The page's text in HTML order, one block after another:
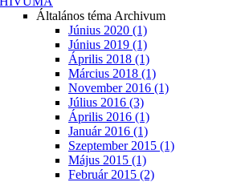
Általános téma Archivum
Június 2020 (1)
Június 2019 (1)
Április 2018 (1)
Március 2018 (1)
November 2016 (1)
Július 2016 (3)
Április 2016 (1)
Január 2016 (1)
Szeptember 2015 (1)
Május 2015 (1)
Február 2015 (2)